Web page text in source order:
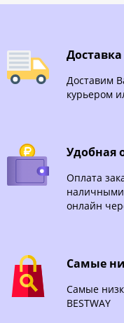
Доставим
курьером
Удобная
Оплата
онлайн
Самые
Самые
BESTWAY